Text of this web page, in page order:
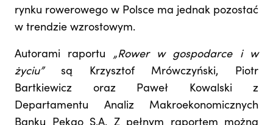
rynku rowerowego w Polsce ma jednak pozostać
w trendzie wzrostowym.
Autorami raportu „Rower w gospodarce i w
życiu”są Krzysztof Mrówczyński, Piotr
Bartkiewicz oraz Paweł Kowalski z
Departamentu Analiz Makroekonomicznych